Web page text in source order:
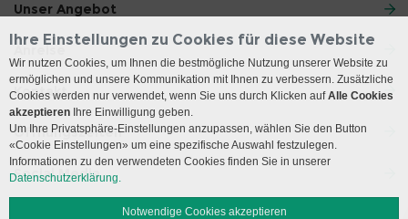
Unser Angebot
Anreise
Kontakt
Öffnungszeiten
Social Media
Ihre Einstellungen zu Cookies für diese Website
Wir nutzen Cookies, um Ihnen die bestmögliche Nutzung unserer Website zu
ermöglichen und unsere Kommunikation mit Ihnen zu verbessern. Zusätzliche
Cookies werden nur verwendet, wenn Sie uns durch Klicken aufAlle Cookies
akzeptieren Ihre Einwilligung geben.
Um Ihre Privatsphäre-Einstellungen anzupassen, wählen Sie den Button
«Cookie Einstellungen» um eine spezifische Auswahl festzulegen.
Informationen zu den verwendeten Cookies finden Sie in unserer
Datenschutzerklärung.
Notwendige Cookies akzeptieren